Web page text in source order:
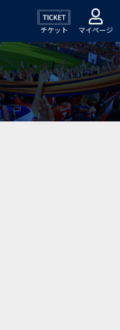
チケット マイページ